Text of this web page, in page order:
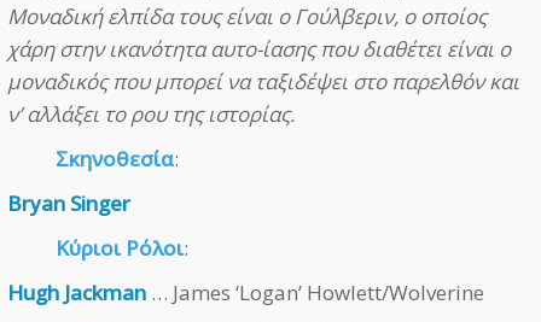
Μοναδική ελπίδα τους είναι ο Γούλβεριν, ο οποίος
χάρη στην ικανότητα αυτο-ίασης που διαθέτει είναι ο
μοναδικός που μπορεί να ταξιδέψει στο παρελθόν και
ν’ αλλάξει το ρου της ιστορίας.
Σκηνοθεσία:
Bryan Singer
Κύριοι Ρόλοι:
Hugh Jackman … James ‘Logan’ Howlett/Wolverine